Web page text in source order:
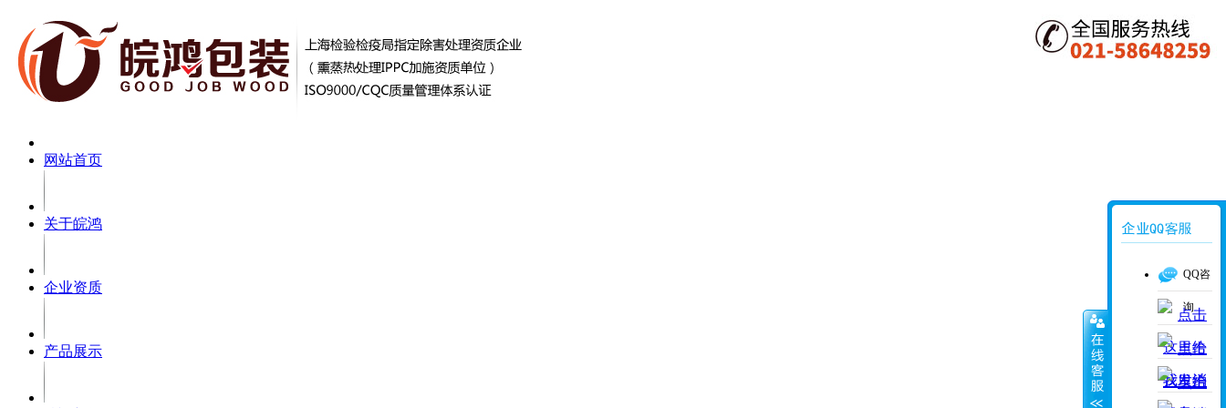
网站首页
关于皖鸿
企业资质
产品展示
QQ咨
询